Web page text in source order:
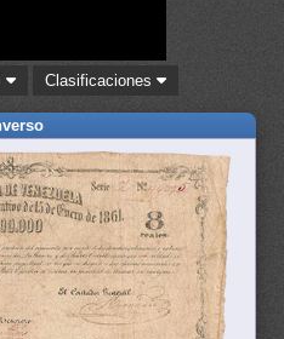
Clasificaciones